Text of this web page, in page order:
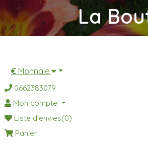
La
€ Monnaie
0662383079
Mon compte
Liste d'envies(0)
Panier